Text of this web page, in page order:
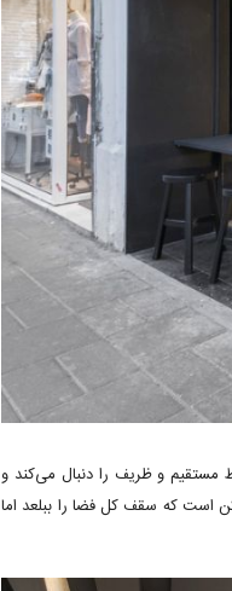
و ظریف را دنبال می‌کند و
است که سقف کل فضا را ببلعد اما